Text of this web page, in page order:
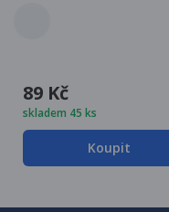
89 Kč
skladem 45 ks
Koupit